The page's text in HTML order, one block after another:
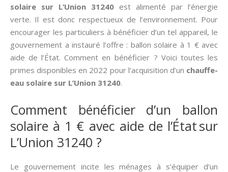
solaire sur L’Union 31240 est alimenté par l’énergie
verte. Il est donc respectueux de l’environnement. Pour
encourager les particuliers à bénéficier d’un tel appareil, le
gouvernement a instauré l’offre : ballon solaire à 1 € avec
aide de l’État. Comment en bénéficier ? Voici toutes les
primes disponibles en 2022 pour l’acquisition d’un chauffe-
eau solaire sur L’Union 31240.
Comment bénéficier d’un ballon
solaire à 1 € avec aide de l’État sur
L’Union 31240 ?
Le gouvernement incite les ménages à s’équiper d’un